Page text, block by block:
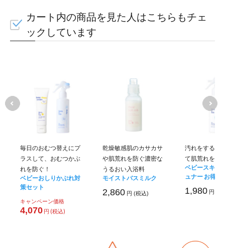
カート内の商品を見た人はこちらもチェ
ックしています
毎日のおむつ替えにプ
ラスして、おむつかぶ
れを防ぐ！
ベビーおしりかぶれ対
策セット
キャンペーン価格
4,070 円 (税込)
乾燥敏感肌のカサカサ
や肌荒れを防ぐ濃密な
うるおい入浴料
モイストバスミルク
2,860 円 (税込)
汚れをするん
て肌荒れを防
ベビースキン
ュナー お得用
1,980 円 (税